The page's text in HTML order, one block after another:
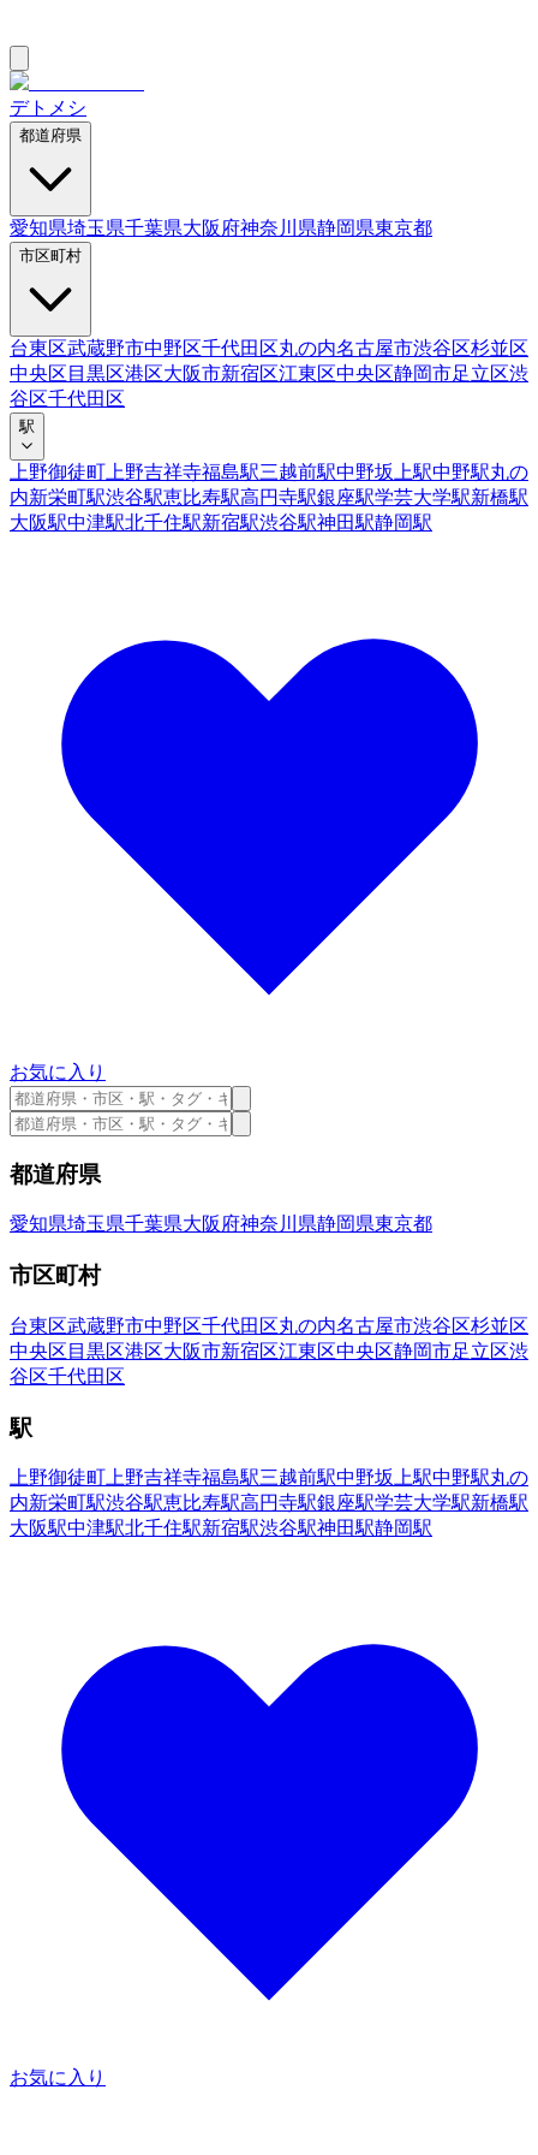
デトメシ
都道府県
愛知県埼玉県千葉県大阪府神奈川県静岡県東京都
市区町村
台東区武蔵野市中野区千代田区丸の内名古屋市渋谷区杉並区
中央区 目黒区港区大阪市新宿区江東区中央区静岡市足立区渋
谷区千代田区
駅
上野御徒町 上野吉祥寺福島駅三越前駅中野坂上駅中野駅丸の
内新栄町駅渋谷駅恵比寿駅高円寺駅銀座駅学芸大学駅新橋駅
大阪駅中津駅北千住駅新宿駅渋谷駅神田駅静岡駅
お気に入り
都道府県
愛知県埼玉県千葉県大阪府神奈川県静岡県東京都
市区町村
台東区武蔵野市中野区千代田区丸の内名古屋市渋谷区杉並区
中央区 目黒区港区大阪市新宿区江東区中央区静岡市足立区渋
谷区千代田区
駅
上野御徒町 上野吉祥寺福島駅三越前駅中野坂上駅中野駅丸の
内新栄町駅渋谷駅恵比寿駅高円寺駅銀座駅学芸大学駅新橋駅
大阪駅中津駅北千住駅新宿駅渋谷駅神田駅静岡駅
お気に入り